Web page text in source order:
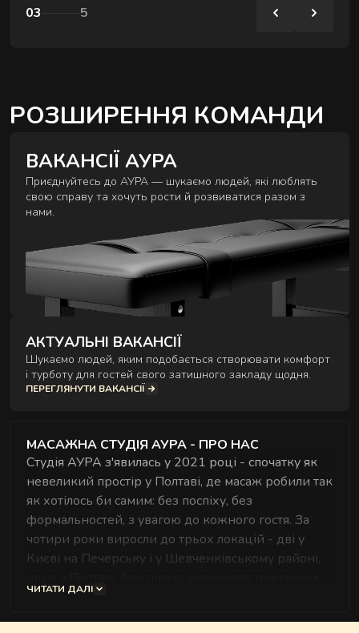
03 5
РОЗШИРЕННЯ КОМАНДИ
ВАКАНСІЇ АУРА
Приєднуйтесь до АУРА — шукаємо людей, які люблять
свою справу та хочуть рости й розвиватися разом з
нами.
АКТУАЛЬНІ ВАКАНСІЇ
Шукаємо людей, яким подобається створювати комфорт
і турботу для гостей свого затишного закладу щодня.
ПЕРЕГЛЯНУТИ ВАКАНСІЇ
МАСАЖНА СТУДІЯ АУРА - ПРО НАС
Студія АУРА з'явилась у 2021 році - спочатку як
невеликий простір у Полтаві, де масаж робили так
як хотілось би самим: без поспіху, без
формальностей, з увагою до кожного гостя. За
чотири роки виросли до трьох локацій - дві у
Києві на Печерську і у Шевченківському районі,
ЧИТАТИ ДАЛІ